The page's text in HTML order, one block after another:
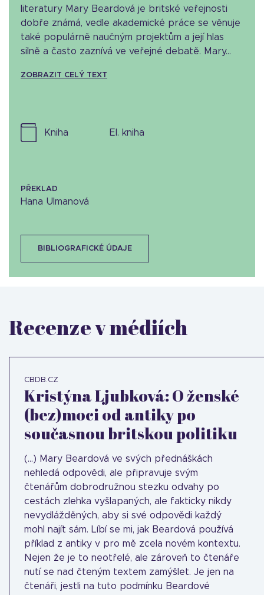
literatury Mary Beardová je britské veřejnosti
dobře známá, vedle akademické práce se věnuje
také populárně naučným projektům a její hlas
silně a často zaznívá ve veřejné debatě. Mary...
ZOBRAZIT CELÝ TEXT
kniha el. kniha
PŘEKLAD
Hana Ulmanová
BIBLIOGRAFICKÉ ÚDAJE
Recenze v médiích
CBDB.CZ
Kristýna Ljubková: O ženské
(bez)moci od antiky po
současnou britskou politiku
(...) Mary Beardová ve svých přednáškách
nehledá odpovědi, ale připravuje svým
čtenářům dobrodružnou stezku odvahy po
cestách zlehka vyšlapaných, ale fakticky nikdy
nevydlážděných, aby si své odpovědi každý
mohl najít sám. Líbí se mi, jak Beardová používá
příklad z antiky v pro mě zcela novém kontextu.
Nejen že je to neotřelé, ale zároveň to čtenáře
nutí se nad čteným textem zamýšlet. Je jen na
čtenáři, jestli na tuto podmínku Beardové